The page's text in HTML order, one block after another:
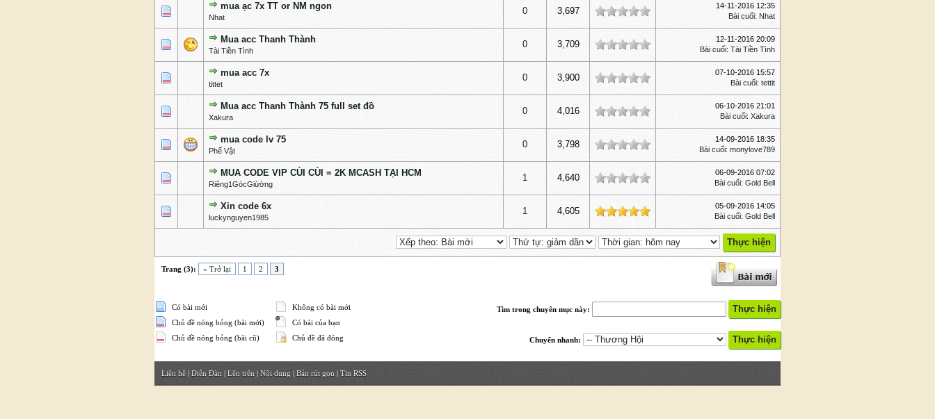
mua ạc 7x TT or NM ngon
Nhat
0 3,697
0 Bỏ phiếu - 0 của 5 cấp độ
1 23 4 5
14-11-2016 12:35
Bài cuối: Nhat
Mua acc Thanh Thành
Tài Tiền Tình
0 3,709
0 Bỏ phiếu - 0 của 5 cấp độ
12 345
12-11-2016 20:09
Bài cuối: Tài Tiền Tình
mua acc 7x
tittet
0 3,900
0 Bỏ phiếu - 0 của 5 cấp độ
1234
07-10-2016 15:57
Bài cuối: tettit
Mua acc Thanh Thành 75 full set đồ
Xakura
0 4,016
0 Bỏ phiếu - 0 của 5 cấp độ
12 345
06-10-2016 21:01
Bài cuối: Xakura
mua code lv 75
Phế Vật
0 3,798
0 Bỏ phiếu - 0 của 5 cấp độ
12345
14-09-2016 18:35
Bài cuối: monylove789
MUA CODE VIP CÙI CÙI = 2K MCASH TẠI HCM
Riêng1GócGiừờng
1 4,640
0 Bỏ phiếu - 0 của 5 cấp độ
1234 5
06-09-2016 07:02
Bài cuối: Gold Bell
Xin code 6x
luckynguyen1985
1 4,605
1 Bỏ phiếu - 5 của 5 cấp độ
12 34
05-09-2016 14:05
Bài cuối: Gold Bell
Trang (3): « Trở lại 1 2 3
Có bài mới
Chủ đề nóng bỏng (bài mới)
Chủ đề nóng bỏng (bài cũ)
Không có bài mới
Có bài của bạn
Chủ đề đã đóng
Tìm trong chuyên mục này:
Chuyển nhanh:
Liên hệ | Diễn Đàn | Lên trên | Nội dung | Bản rút gọn | Tin RSS